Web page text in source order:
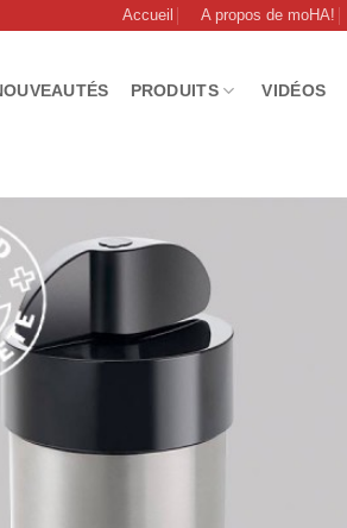
Accueil A propos de moHA!
PRODUITS VIDÉOS